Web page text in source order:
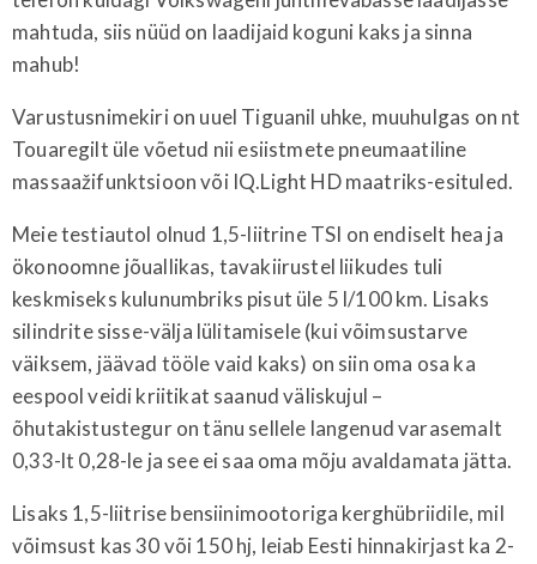
mahtuda, siis nüüd on laadijaid koguni kaks ja sinna
mahub!
Varustusnimekiri on uuel Tiguanil uhke, muuhulgas on nt
Touaregilt üle võetud nii esiistmete pneumaatiline
massaažifunktsioon või IQ.Light HD maatriks-esituled.
Meie testiautol olnud 1,5-liitrine TSI on endiselt hea ja
ökonoomne jõuallikas, tavakiirustel liikudes tuli
keskmiseks kulunumbriks pisut üle 5 l/100 km. Lisaks
silindrite sisse-välja lülitamisele (kui võimsustarve
väiksem, jäävad tööle vaid kaks) on siin oma osa ka
eespool veidi kriitikat saanud väliskujul –
õhutakistustegur on tänu sellele langenud varasemalt
0,33-lt 0,28-le ja see ei saa oma mõju avaldamata jätta.
Lisaks 1,5-liitrise bensiinimootoriga kerghübriidile, mil
võimsust kas 30 või 150 hj, leiab Eesti hinnakirjast ka 2-